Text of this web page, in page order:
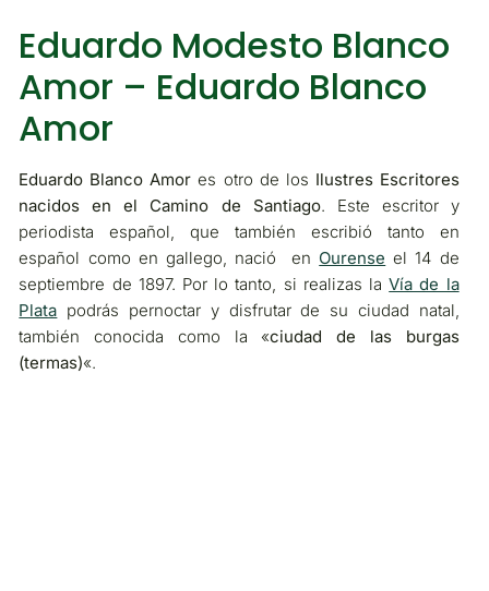
Eduardo Modesto Blanco
Amor – Eduardo Blanco
Amor
Eduardo Blanco Amor es otro de los Ilustres Escritores
nacidos en el Camino de Santiago. Este escritor y
periodista español, que también escribió tanto en
español como en gallego, nació en Ourense el 14 de
septiembre de 1897. Por lo tanto, si realizas laVía de la
Plata podrás pernoctar y disfrutar de su ciudad natal,
también conocida como la «ciudad de las burgas
(termas)«.